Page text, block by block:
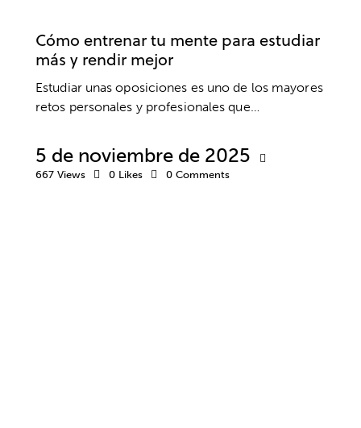
Cómo entrenar tu mente para estudiar
más y rendir mejor
Estudiar unas oposiciones es uno de los mayores
retos personales y profesionales que…
5 de noviembre de 2025
667 Views 0 Likes 0 Comments